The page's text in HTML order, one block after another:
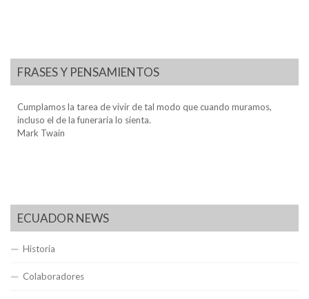
FRASES Y PENSAMIENTOS
Cumplamos la tarea de vivir de tal modo que cuando muramos,
incluso el de la funeraria lo sienta.
Mark Twain
ECUADOR NEWS
Historia
Colaboradores